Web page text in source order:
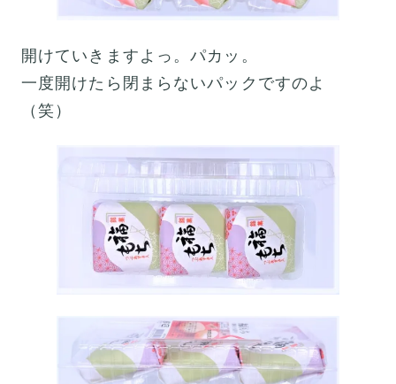
開けていきますよっ。パカッ。
一度開けたら閉まらないパックですのよ
（笑）